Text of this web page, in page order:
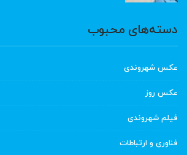
دسته‌های محبوب
عکس شهروندی
عکس روز
فیلم شهروندی
فناوری و ارتباطات